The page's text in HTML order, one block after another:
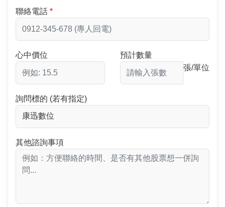
聯絡電話
心中價位
預計數量
張/單位
詢問標的 (若有指定)
其他諮詢事項